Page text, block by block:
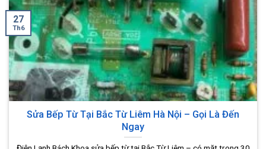
Sửa Bếp Từ Tại Bắc Từ Liêm Hà Nội – Gọi Là Đến
Ngay
27
Th6